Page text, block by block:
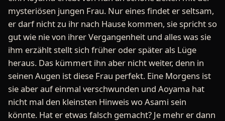
mysteriösen jungen Frau. Nur eines findet er seltsam,
er darf nicht zu ihr nach Hause kommen, sie spricht so
gut wie nie von ihrer Vergangenheit und alles was sie
ihm erzählt stellt sich früher oder später als Lüge
heraus. Das kümmert ihn aber nicht weiter, denn in
seinen Augen ist diese Frau perfekt. Eine Morgens ist
sie aber auf einmal verschwunden und Aoyama hat
nicht mal den kleinsten Hinweis wo Asami sein
könnte. Hat er etwas falsch gemacht? Je mehr er dann